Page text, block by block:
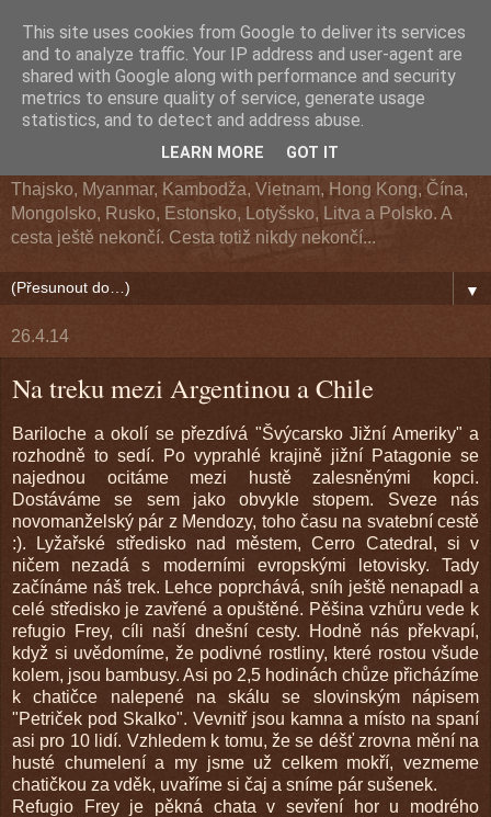
Z cesty kolem světa
Cestopis z cesty kolem světa. Navštívené země: Argentina,
Thajsko, Myanmar, Kambodža, Vietnam, Hong Kong, Čína,
Mongolsko, Rusko, Estonsko, Lotyšsko, Litva a Polsko. A
cesta ještě nekončí. Cesta totiž nikdy nekončí...
▼
26.4.14
Na treku mezi Argentinou a Chile
Bariloche a okolí se přezdívá "Švýcarsko Jižní Ameriky" a
rozhodně to sedí. Po vyprahlé krajině jižní Patagonie se
najednou ocitáme mezi hustě zalesněnými kopci.
Dostáváme se sem jako obvykle stopem. Sveze nás
novomanželský pár z Mendozy, toho času na svatební cestě
:). Lyžařské středisko nad městem, Cerro Catedral, si v
ničem nezadá s moderními evropskými letovisky. Tady
začínáme náš trek. Lehce poprchává, sníh ještě nenapadl a
celé středisko je zavřené a opuštěné. Pěšina vzhůru vede k
refugio Frey, cíli naší dnešní cesty. Hodně nás překvapí,
když si uvědomíme, že podivné rostliny, které rostou všude
kolem, jsou bambusy. Asi po 2,5 hodinách chůze přicházíme
k chatičce nalepené na skálu se slovinským nápisem
"Petriček pod Skalko". Vevnitř jsou kamna a místo na spaní
asi pro 10 lidí. Vzhledem k tomu, že se déšť zrovna mění na
husté chumelení a my jsme už celkem mokří, vezmeme
chatičkou za vděk, uvaříme si čaj a sníme pár sušenek.
Refugio Frey je pěkná chata v sevření hor u modrého
This site uses cookies from Google to deliver its services
and to analyze traffic. Your IP address and user-agent are
shared with Google along with performance and security
metrics to ensure quality of service, generate usage
statistics, and to detect and address abuse.
LEARN MORE GOT IT